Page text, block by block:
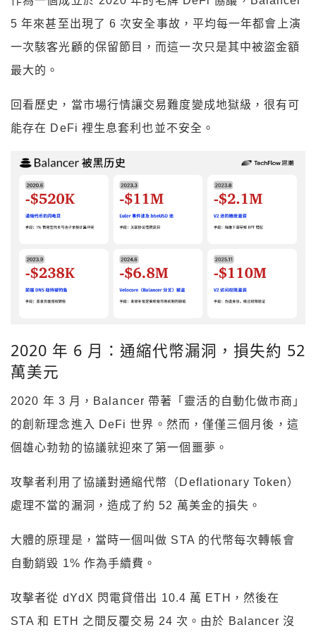
5 年來甚至出現了 6 次安全事故，平均每一年都會上演
一次駭客光顧的保留節目，而這一次只是其中被盜金額
最大的。
回看歷史，當市場行情讓交易難度變成地獄級，很有可
能存在 DeFi 裡生息套利也並不安全。
2020 年 6 月：通縮代幣漏洞，損失約 52
萬美元
2020 年 3 月，Balancer 帶著「靈活的自動化做市商」
的創新理念進入 DeFi 世界。然而，僅僅三個月後，這
個雄心勃勃的協議就迎來了第一個噩夢。
攻擊者利用了協議對通縮代幣（Deflationary Token）
處理不當的漏洞，造成了約 52 萬美金的損失。
大體的原理是，當時一個叫做 STA 的代幣每次轉帳會
自動銷毀 1% 作為手續費。
攻擊者從 dYdX 閃電貸借出 10.4 萬 ETH，然後在
STA 和 ETH 之間反覆交易 24 次。由於 Balancer 沒